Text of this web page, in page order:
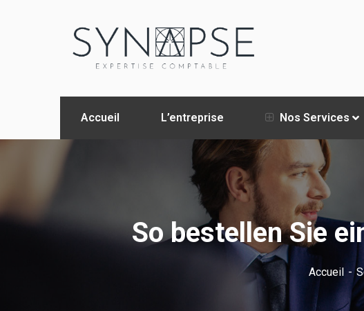
Accueil L’entreprise Nos Services
So bestellen Sie
Accueil